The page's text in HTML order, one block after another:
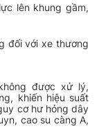
lên khung gầm,
đối với xe thương
được xử lý,
khiến hiệu suất
cơ hư hỏng dây
cao su càng A,